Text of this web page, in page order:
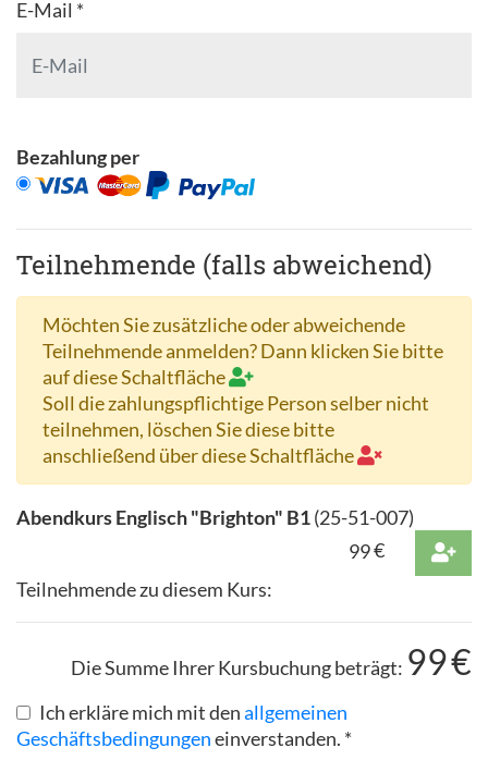
E-Mail *
Bezahlung per
Teilnehmende (falls abweichend)
Möchten Sie zusätzliche oder abweichende
Teilnehmende anmelden? Dann klicken Sie bitte
auf diese Schaltfläche
Soll die zahlungspflichtige Person selber nicht
teilnehmen, löschen Sie diese bitte
anschließend über diese Schaltfläche
Abendkurs Englisch "Brighton" B1(25-51-007)
99€
Teilnehmende zu diesem Kurs:
Die Summe Ihrer Kursbuchung beträgt: 99€
Ich erkläre mich mit denallgemeinen
Geschäftsbedingungeneinverstanden. *